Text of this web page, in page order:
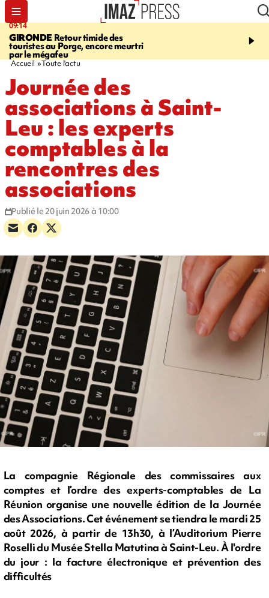
09:14
GIRONDE Retour timide des
touristes au Porge, encore meurtri
par le mégafeu
13:09
Des
font cinq morts en
Accueil Toute l'actu
Journée des
associations à Saint-
Leu : les experts
comptables à la
rencontres des
associations
Publié le 20 juin 2026 à 10:00
La compagnie Régionale des commissaires aux
comptes et l’ordre des experts-comptables de La
Réunion organise une nouvelle édition de la Journée
des Associations. Cet événement se tiendra le mardi 25
août 2026, à partir de 13h30, à l’Auditorium Pierre
Roselli du Musée Stella Matutina à Saint-Leu. À l'ordre
du jour : la facture électronique et prévention des
difficultés